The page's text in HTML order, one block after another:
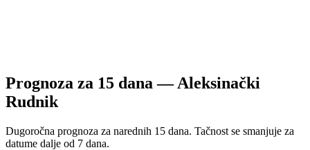
Prognoza za 15 dana —Aleksinački
Rudnik
Dugoročna prognoza za narednih 15 dana. Tačnost se smanjuje za
datume dalje od 7 dana.